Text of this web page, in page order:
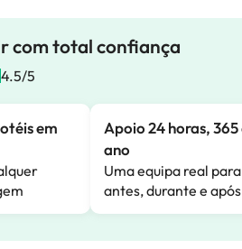
com total confiança
4.5/5
em
Apoio 24 horas,
ano
Uma equipa real
antes, durante e